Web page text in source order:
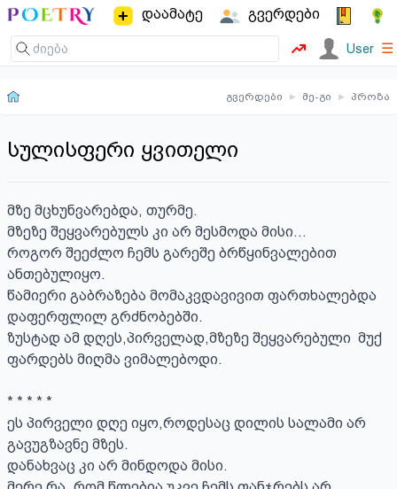
დაამატე გვერდები
User ☰
გვერდები ▸ მე-გი ▸ პროზა
სულისფერი ყვითელი
მზე მცხუნვარებდა, თურმე.
მზეზე შეყვარებულს კი არ მესმოდა მისი...
როგორ შეეძლო ჩემს გარეშე ბრწყინვალებით
ანთებულიყო.
წამიერი გაბრაზება მომაკვდავივით ფართხალებდა
დაფერფლილ გრძნობებში.
ზუსტად ამ დღეს,პირველად,მზეზე შეყვარებული  მუქ
ფარდებს მიღმა ვიმალებოდი.
* * * * *
ეს პირველი დღე იყო,როდესაც დილის სალამი არ
გავუგზავნე მზეს.
დანახვაც კი არ მინდოდა მისი.